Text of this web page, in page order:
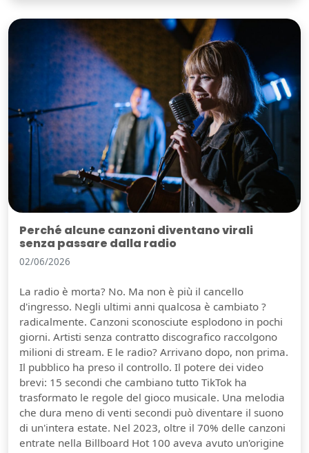
Perché alcune canzoni diventano virali
senza passare dalla radio
02/06/2026
La radio è morta? No. Ma non è più il cancello
d'ingresso. Negli ultimi anni qualcosa è cambiato ?
radicalmente. Canzoni sconosciute esplodono in pochi
giorni. Artisti senza contratto discografico raccolgono
milioni di stream. E le radio? Arrivano dopo, non prima.
Il pubblico ha preso il controllo. Il potere dei video
brevi: 15 secondi che cambiano tutto TikTok ha
trasformato le regole del gioco musicale. Una melodia
che dura meno di venti secondi può diventare il suono
di un'intera estate. Nel 2023, oltre il 70% delle canzoni
entrate nella Billboard Hot 100 aveva avuto un'origine